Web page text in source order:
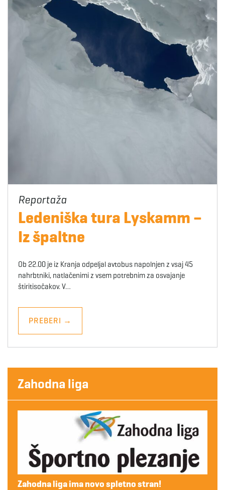
Ledeniška tura Lyskamm –
Iz špaltne
Ob 22.00 je iz Kranja odpeljal avtobus napolnjen z vsaj 45
nahrbtniki, natlačenimi z vsem potrebnim za osvajanje
štiritisočakov. V…
PREBERI →
Zahodna liga
Zahodna liga ima novo spletno stran!